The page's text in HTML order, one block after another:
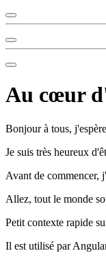
Au cœur
Bonjour à tous,
Je suis très heureux
Avant de commencer,
Allez, tout le monde
Petit contexte rapide
Il est utilisé par